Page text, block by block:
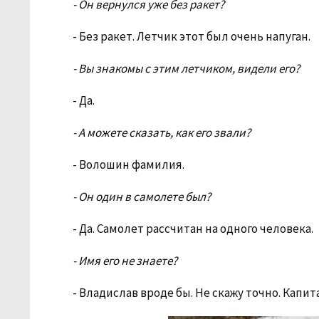
- Он вернулся уже без ракет?
- Без ракет. Летчик этот был очень напуган.
- Вы знакомы с этим летчиком, видели его?
- Да.
- А можете сказать, как его звали?
- Волошин фамилия.
- Он один в самолете был?
- Да. Самолет рассчитан на одного человека.
- Имя его не знаете?
- Владислав вроде бы. Не скажу точно.